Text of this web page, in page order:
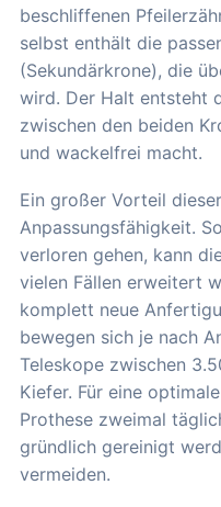
beschliffenen
selbst enthält die
(Sekundärkrone), die
wird. Der Halt entsteht
zwischen den beiden
und wackelfrei macht.
Ein großer Vorteil
Anpassungsfähigkeit.
verloren gehen, kann
vielen Fällen erweitert
komplett neue
bewegen sich je nach
Teleskope zwischen
Kiefer. Für eine
Prothese zweimal
gründlich gereinigt
vermeiden.